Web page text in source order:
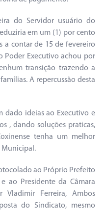
do Servidor usuário do
em um (1) por cento
a contar de 15 de fevereiro
Poder Executivo achou por
transição trazendo a
A repercussão desta
dado ideias ao Executivo e
, dando soluções praticas,
tenha um melhor
Municipal.
ao Próprio Prefeito
ao Presidente da Câmara
Vladimir Ferreira, Ambos
do Sindicato, mesmo